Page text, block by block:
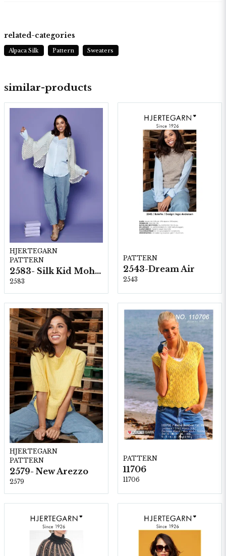
similar-products
HJERTEGARN
PATTERN
2583- Silk Kid Mohair
2583
PATTERN
2543-Dream Air
2543
HJERTEGARN
PATTERN
2579- New Arezzo
2579
PATTERN
11706
11706
related-categories
Alpaca Silk Pattern Sweaters